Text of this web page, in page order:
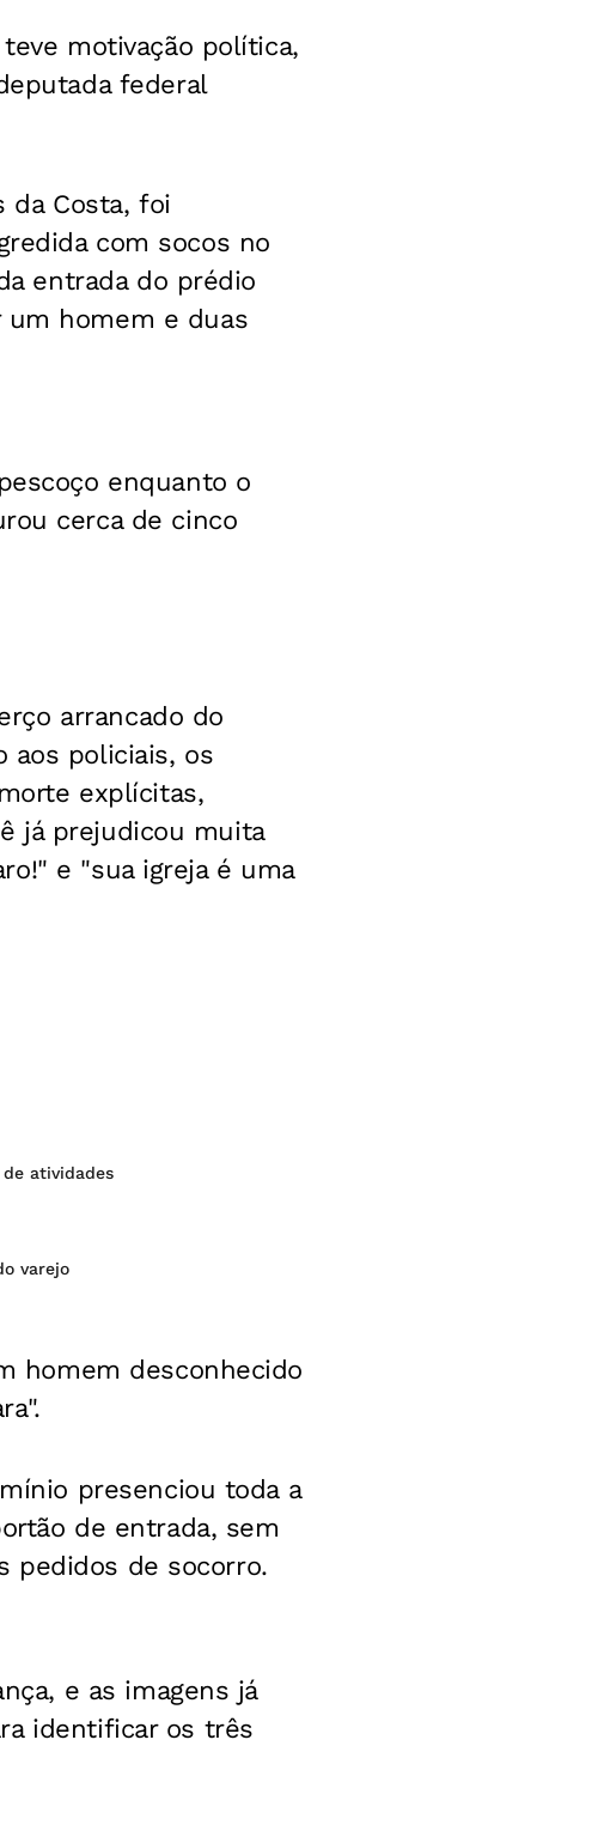
motivação política,
federal
da Costa, foi
com socos no
entrada do prédio
homem e duas
enquanto o
cerca de cinco
arrancado do
aos policiais, os
explícitas,
já prejudicou muita
e "sua igreja é uma
atividades
varejo
homem desconhecido
presenciou toda a
de entrada, sem
pedidos de socorro.
e as imagens já
identificar os três